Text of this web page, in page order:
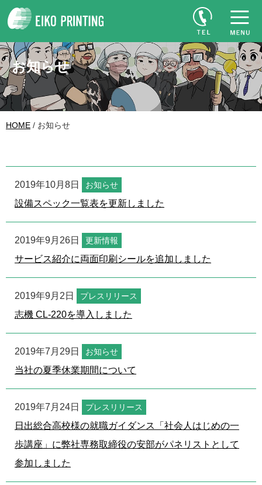
お知らせ
HOME / お知らせ
2019年10月8日 お知らせ
設備スペック一覧表を更新しました
2019年9月26日 更新情報
サービス紹介に両面印刷シールを追加しました
2019年9月2日 プレスリリース
志機 CL-220を導入しました
2019年7月29日 お知らせ
当社の夏季休業期間について
2019年7月24日 プレスリリース
日出総合高校様の就職ガイダンス「社会人はじめの一
歩講座」に弊社専務取締役の安部がパネリストとして
参加しました